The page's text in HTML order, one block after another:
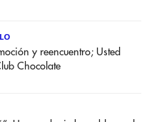
y reencuentro; Usted
Chocolate